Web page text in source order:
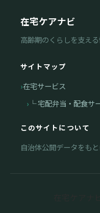
在宅ケアナビ
高齢期のくらしを支え
サイトマップ
在宅サービス
└ 宅配弁当・配食サ
このサイトについて
自治体公開データをも